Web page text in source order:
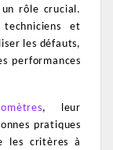
rôle crucial.
et
les défauts,
performances
, leur
pratiques
les critères à